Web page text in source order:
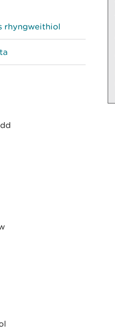
rhyngweithiol